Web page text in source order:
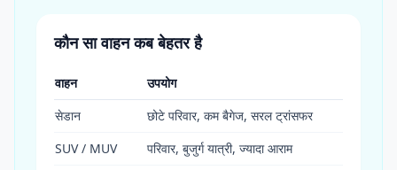
कौन सा वाहन कब बेहतर है
वाहन
उपयोग
सेडान
छोटे परिवार, कम बैगेज, सरल ट्रांसफर
SUV / MUV
परिवार, बुजुर्ग यात्री, ज्यादा आराम